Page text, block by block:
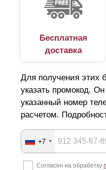
Бесплатная
доставка
Для получения этих
указать промокод.
указанный номер
расчетом.
+7
Согласен на обработку